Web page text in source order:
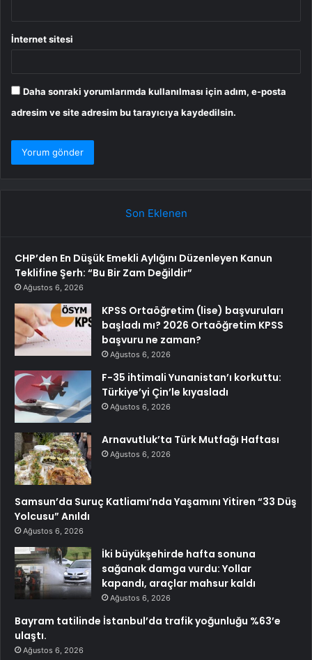
İnternet sitesi
Daha sonraki yorumlarımda kullanılması için adım, e-posta
adresim ve site adresim bu tarayıcıya kaydedilsin.
Son Eklenen
CHP’den En Düşük Emekli Aylığını Düzenleyen Kanun
Teklifine Şerh: “Bu Bir Zam Değildir”
Ağustos 6, 2026
KPSS Ortaöğretim (lise) başvuruları
başladı mı? 2026 Ortaöğretim KPSS
başvuru ne zaman?
Ağustos 6, 2026
F-35 ihtimali Yunanistan’ı korkuttu:
Türkiye’yi Çin’le kıyasladı
Ağustos 6, 2026
Arnavutluk’ta Türk Mutfağı Haftası
Ağustos 6, 2026
Samsun’da Suruç Katliamı’nda Yaşamını Yitiren “33 Düş
Yolcusu” Anıldı
Ağustos 6, 2026
İki büyükşehirde hafta sonuna
sağanak damga vurdu: Yollar
kapandı, araçlar mahsur kaldı
Ağustos 6, 2026
Bayram tatilinde İstanbul’da trafik yoğunluğu %63’e
ulaştı.
Ağustos 6, 2026